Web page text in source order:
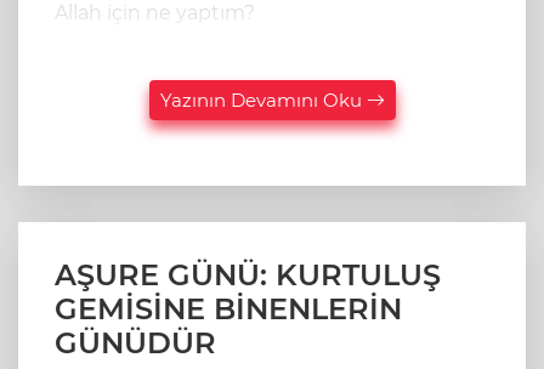
Allah için ne yaptım?
Yazının Devamını Oku
AŞURE GÜNÜ: KURTULUŞ
GEMİSİNE BİNENLERİN
GÜNÜDÜR